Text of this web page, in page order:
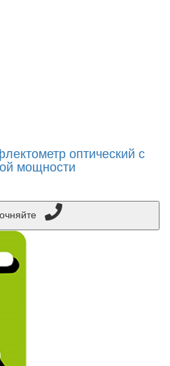
оптический с
мощности